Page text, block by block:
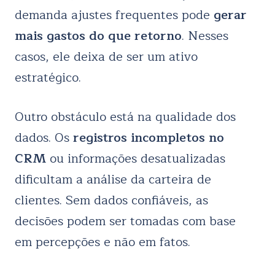
demanda ajustes frequentes pode gerar
mais gastos do que retorno. Nesses
casos, ele deixa de ser um ativo
estratégico.
Outro obstáculo está na qualidade dos
dados. Osregistros incompletos no
CRM ou informações desatualizadas
dificultam a análise da carteira de
clientes. Sem dados confiáveis, as
decisões podem ser tomadas com base
em percepções e não em fatos.